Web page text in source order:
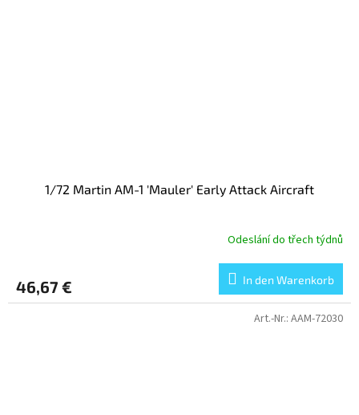
1/72 Martin AM-1 'Mauler' Early Attack Aircraft
Odeslání do třech týdnů
46,67 € In den Warenkorb
Art.-Nr.: AAM-72030